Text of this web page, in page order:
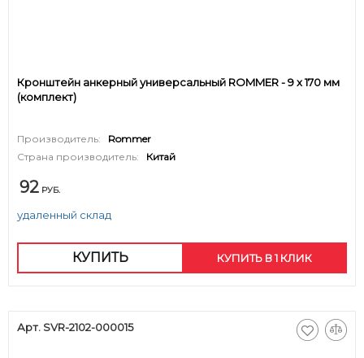
Кронштейн анкерный универсальный ROMMER - 9 x 170 мм
(комплект)
Производитель:
Rommer
Страна производитель:
Китай
92 РУБ.
удаленный склад
КУПИТЬ КУПИТЬ В 1 КЛИК
Арт. SVR-2102-000015